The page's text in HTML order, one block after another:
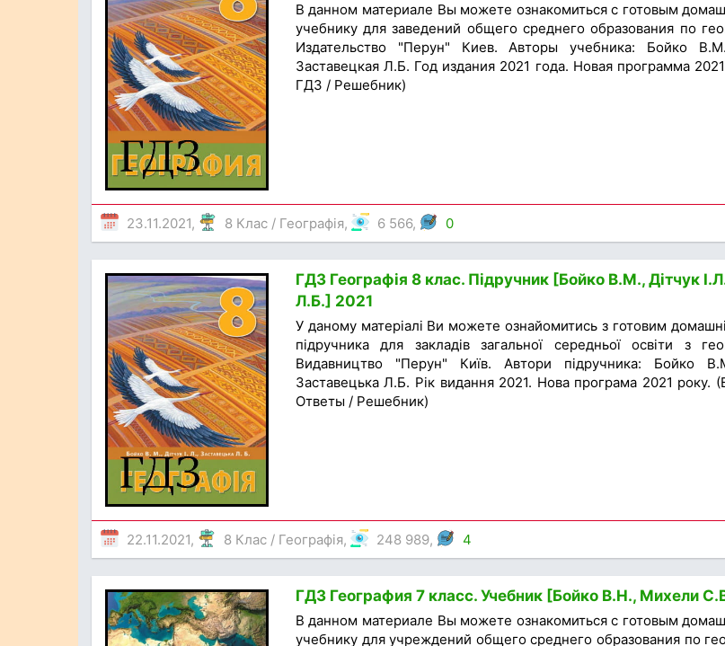
В данном материале Вы можете ознакомиться с готовым
учебнику для заведений общего среднего образования по
Издательство "Перун" Киев. Авторы учебника: Бойко
Заставецкая Л.Б. Год издания 2021 года. Новая программа
ГДЗ / Решебник)
23.11.2021, 8 Клас / Географія, 6 566, 0
ГДЗ Географія 8 клас. Підручник [Бойко В.М., Дітчук
Л.Б.] 2021
У даному матеріалі Ви можете ознайомитись з готовим
підручника для закладів загальної середньої освіти з
Видавництво "Перун" Київ. Автори підручника: Бойко
Заставецька Л.Б. Рік видання 2021. Нова програма 2021 року.
Ответы / Решебник)
22.11.2021, 8 Клас / Географія, 248 989, 4
ГДЗ География 7 класс. Учебник [Бойко В.Н., Михели
В данном материале Вы можете ознакомиться с готовым
учебнику для учреждений общего среднего образования по